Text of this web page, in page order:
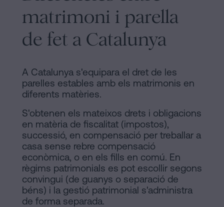
matrimoni i parella
de fet a Catalunya
A Catalunya s'equipara el dret de les
parelles estables amb els matrimonis en
diferents matèries.
S'obtenen els mateixos drets i obligacions
en matèria de fiscalitat (impostos),
successió, en compensació per treballar a
casa sense rebre compensació
econòmica, o en els fills en comú. En
règims patrimonials es pot escollir segons
convingui (de guanys o separació de
béns) i la gestió patrimonial s'administra
de forma separada.